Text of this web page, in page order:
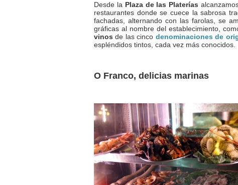
Desde la Plaza de las Platerías
restaurantes donde se cuece la sabrosa
fachadas, alternando con las farolas, se
gráficas al nombre del establecimiento,
vinosde las cinco denominaciones de
espléndidos tintos, cada vez más conocidos.
O Franco, delicias marinas